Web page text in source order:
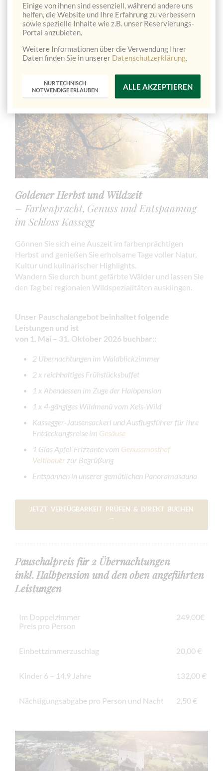
Preis pro Person
Kinder 6 – 14,9 Jahre
Kinder 0 – 5,9 Jahre kostenfrei
Nächtigungsabgabe pro Person und Nacht 2,50 €
Goldener Herbst und Wildzeit
– Farbenpracht, Genuss und Entspannung
im Schloss Kassegg
Gönnen Sie sich eine Auszeit im farbenprächtigen
Herbst und genießen Sie erholsame Tage voller Natur,
Kultur und kulinarischer Highlights.
Wandern Sie durch bunt gefärbte Wälder und lassen Sie
den Tag bei regionalen Wildspezialitäten ausklingen.
Unser Pauschalangebot beinhaltet folgende
Leistungen und ist
von 1. Mai – 31. Oktober 2026 buchbar::
2 Übernachtungen im Waldblickzimmer
2 x reichhaltiges Frühstücksbuffet
1 x Abendessen im Zuge der Halbpension
1 x 4-gängiges Wildmenü vom Xeis-Wild
Kassegger-Jausensackerl und Ausflugsführer für Ihre
Entdeckungsreise im Gesäuse
1 Glas Apfel-Frizzante vom Genussmosthof
Veitlbauer zur Begrüßung
Entspannen in unserer gemütlichen Panoramasauna
JETZT VERFÜGBARKEIT PRÜFEN & DIREKT BUCHEN
→
Pauschalpreis für 2 Übernachtungen
inkl. Halbpension und den oben angeführten
Leistungen
Im Doppelzimmer
Preis pro Person
249,00€
Einbettzimmerzuschlag 20,00 €
Kinder 6 – 14,9 Jahre 132,00 €
Nächtigungsabgabe pro Person und Nacht 2,50 €
Einige von ihnen sind essenziell, während andere uns
helfen, die Website und Ihre Erfahrung zu verbessern
sowie spezielle Inhalte wie z.B. unser Reservierungs-
Portal anzubieten.
Weitere Informationen über die Verwendung Ihrer
Daten finden Sie in unserer Datenschutzerklärung.
NUR TECHNISCH
NOTWENDIGE ERLAUBEN
ALLE AKZEPTIEREN